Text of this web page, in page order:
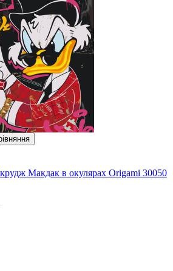
Макдак в окулярах Origami 30050